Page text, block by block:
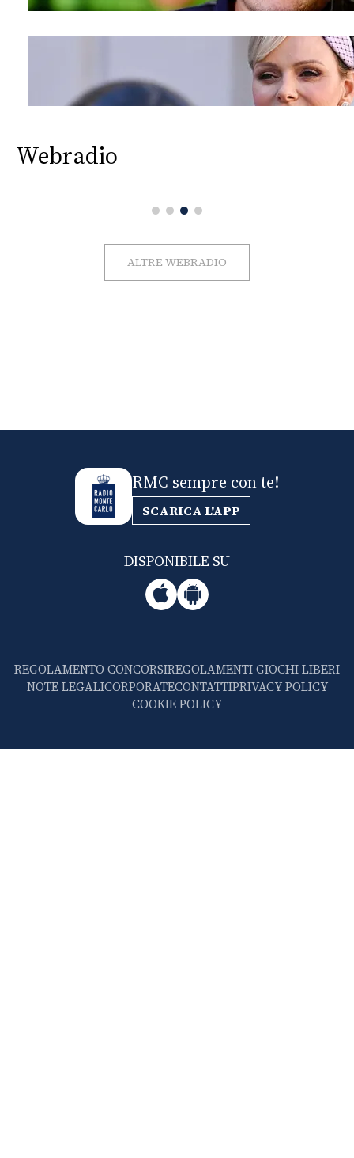
Webradio
ALTRE WEBRADIO
RMC sempre con te!
SCARICA L'APP
DISPONIBILE SU
REGOLAMENTO CONCORSIREGOLAMENTI GIOCHI LIBERI
NOTE LEGALICORPORATECONTATTIPRIVACY POLICY
COOKIE POLICY